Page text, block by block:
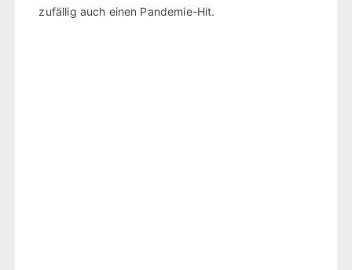
zufällig auch einen Pandemie-Hit.